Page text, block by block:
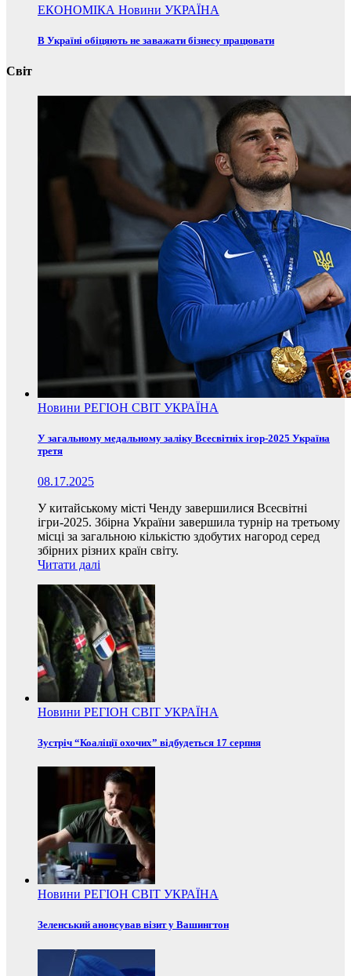
ЕКОНОМІКА Новини УКРАЇНА
В Україні обіцяють не заважати бізнесу працювати
Світ
Новини РЕГІОН СВІТ УКРАЇНА
У загальному медальному заліку Всесвітніх ігор-2025 Україна
третя
08.17.2025
У китайському місті Ченду завершилися Всесвітні
ігри-2025. Збірна України завершила турнір на третьому
місці за загальною кількістю здобутих нагород серед
збірних різних країн світу.
Читати далі
Новини РЕГІОН СВІТ УКРАЇНА
Зустріч “Коаліції охочих” відбудеться 17 серпня
Новини РЕГІОН СВІТ УКРАЇНА
Зеленський анонсував візит у Вашингтон